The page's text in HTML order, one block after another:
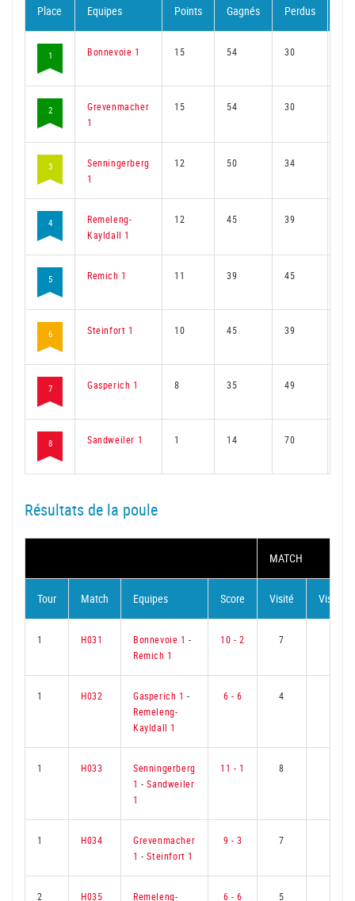
Place Equipes Points Gagnés Perdus
1 Bonnevoie 1 15 54 30
2
Grevenmacher
1
15 54 30
3
Senningerberg
1
12 50 34
4
Remeleng-
Kayldall 1
12 45 39
5 Remich 1 11 39 45
6 Steinfort 1 10 45 39
7 Gasperich 1 8 35 49
8 Sandweiler 1 1 14 70
Résultats de la poule
MATCH
Tour Match Equipes Score Visité Visiteur
1 H031 Bonnevoie 1 -
Remich 1
10 - 2 7
1 H032 Gasperich 1 -
Remeleng-
Kayldall 1
6 - 6 4
1 H033
Senningerberg
1 -Sandweiler
1
11 - 1 8
1 H034
Grevenmacher
1 -Steinfort 1
9 - 3 7
2 H035
Remeleng-
6 - 6 5